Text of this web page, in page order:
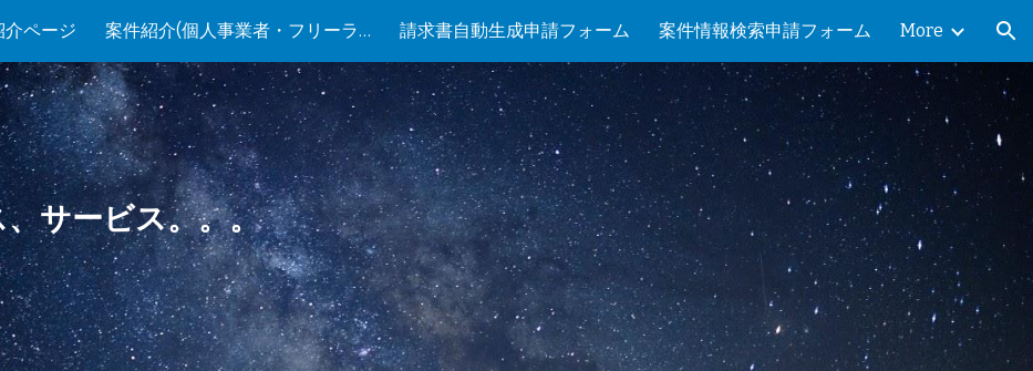
Skip to main content Skip to navigation
介ページ 案件紹介(個人事業者・フリーランス) 請求書自動生成申請フォーム 案件情報検索申請フォーム More
サービス。。。